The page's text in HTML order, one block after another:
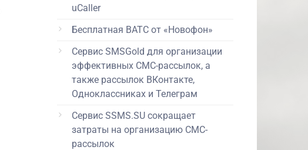
uCaller
Бесплатная ВАТС от «Новофон»
Сервис SMSGold для организации
эффективных СМС-рассылок, а
также рассылок ВКонтакте,
Одноклассниках и Телеграм
Сервис SSMS.SU сокращает
затраты на организацию СМС-
рассылок